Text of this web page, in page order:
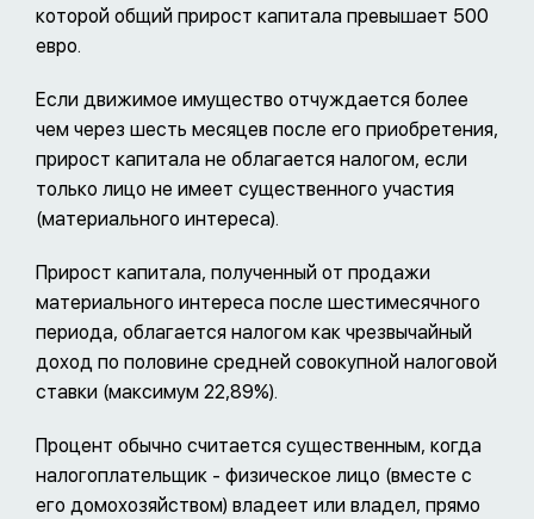
которой общий прирост капитала превышает 500
евро.
Если движимое имущество отчуждается более
чем через шесть месяцев после его приобретения,
прирост капитала не облагается налогом, если
только лицо не имеет существенного участия
(материального интереса).
Прирост капитала, полученный от продажи
материального интереса после шестимесячного
периода, облагается налогом как чрезвычайный
доход по половине средней совокупной налоговой
ставки (максимум 22,89%).
Процент обычно считается существенным, когда
налогоплательщик - физическое лицо (вместе с
его домохозяйством) владеет или владел, прямо